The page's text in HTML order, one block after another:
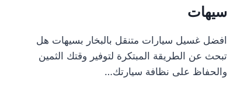
سيهات
افضل غسيل سيارات متنقل بالبخار بسيهات هل
تبحث عن الطريقة المبتكرة لتوفير وقتك الثمين
والحفاظ على نظافة سيارتك…